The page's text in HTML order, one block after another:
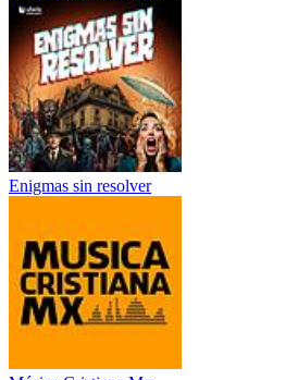
Enigmas sin resolver